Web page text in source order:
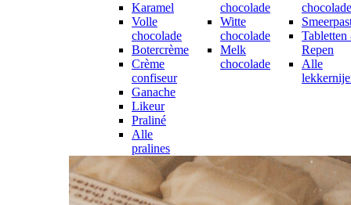
Karamel
Volle
chocolade
Botercrème
Crème
confiseur
Ganache
Likeur
Praliné
Alle
pralines
chocolade
Witte
chocolade
Melk
chocolade
Repen
Alle